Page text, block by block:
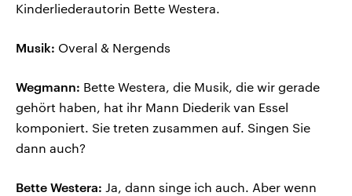
Kinderliederautorin Bette Westera.
Musik: Overal & Nergends
Wegmann: Bette Westera, die Musik, die wir gerade
gehört haben, hat ihr Mann Diederik van Essel
komponiert. Sie treten zusammen auf. Singen Sie
dann auch?
Bette Westera: Ja, dann singe ich auch. Aber wenn